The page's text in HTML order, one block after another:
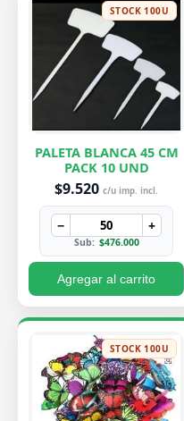
STOCK 100U
PALETA BLANCA 45 CM
PACK 10 UND
$9.520 c/u imp. incl.
− +
Sub: $476.000
Agregar al carrito
STOCK 100U